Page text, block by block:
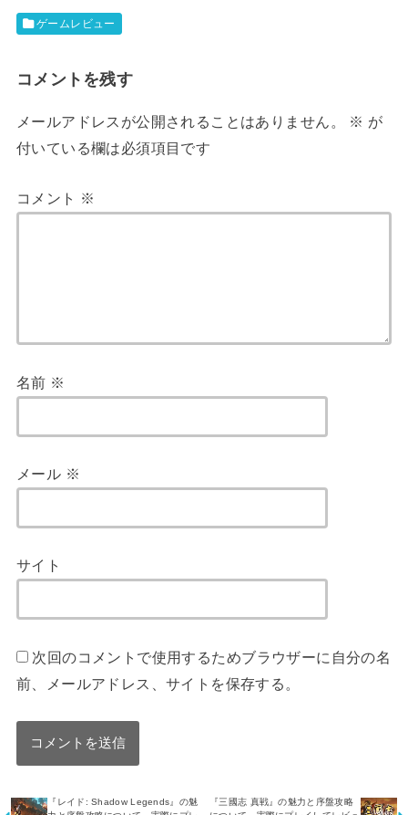
ゲームレビュー
コメントを残す
メールアドレスが公開されることはありません。 ※ が
付いている欄は必須項目です
コメント ※
名前 ※
メール ※
サイト
次回のコメントで使用するためブラウザーに自分の名
前、メールアドレス、サイトを保存する。
『レイド: Shadow Legends』の魅
『三國志 真戦』の魅力と序盤攻略